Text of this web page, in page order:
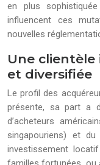
en plus
influencent ces
nouvelles
Une
et diversifiée
Le profil des
présente, sa part a
d’acheteurs
singapouriens) et du
investissement